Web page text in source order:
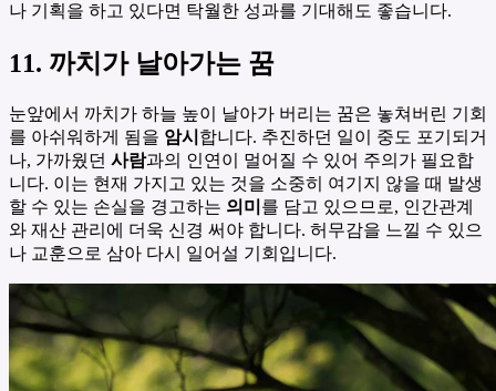
나 기획을 하고 있다면 탁월한 성과를 기대해도 좋습니다.
11. 까치가 날아가는 꿈
눈앞에서 까치가 하늘 높이 날아가 버리는 꿈은 놓쳐버린 기회
를 아쉬워하게 됨을 암시 합니다. 추진하던 일이 중도 포기되거
나, 가까웠던 사람과의 인연이 멀어질 수 있어 주의가 필요합
니다. 이는 현재 가지고 있는 것을 소중히 여기지 않을 때 발생
할 수 있는 손실을 경고하는 의미 를 담고 있으므로, 인간관계
와 재산 관리에 더욱 신경 써야 합니다. 허무감을 느낄 수 있으
나 교훈으로 삼아 다시 일어설 기회입니다.